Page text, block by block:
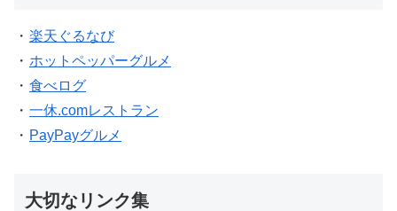
・ 楽天ぐるなび
・ ホットペッパーグルメ
・ 食べログ
・ 一休.comレストラン
・ PayPayグルメ
大切なリンク集